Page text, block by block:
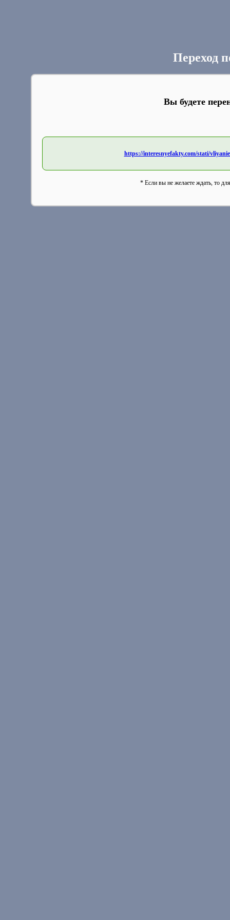
Переход
Вы будете
https://interesnyefakty.com/stati/
* Если вы не желаете ждать, то